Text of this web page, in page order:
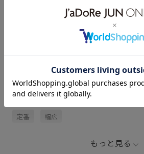
サイズ・素材・お手入れ方法
アイコニック シンプル
定番 幅広
もっと見る